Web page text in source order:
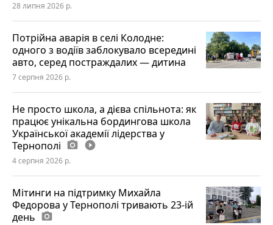
28 липня 2026 р.
Потрійна аварія в селі Колодне:
одного з водіїв заблокувало всередині
авто, серед постраждалих — дитина
7 серпня 2026 р.
Не просто школа, а дієва спільнота: як
працює унікальна бордингова школа
Української академії лідерства у
Тернополі photo_camera play_circle_filled
4 серпня 2026 р.
Мітинги на підтримку Михайла
Федорова у Тернополі тривають 23-ій
день photo_camera